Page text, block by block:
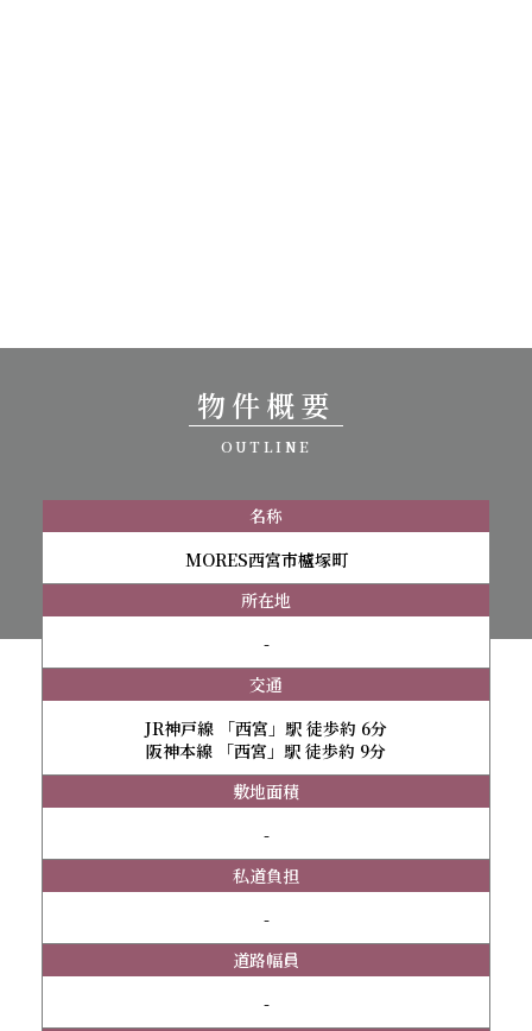
物件概要
OUTLINE
名称
MORES西宮市櫨塚町
所在地
-
交通
JR神戸線 「西宮」駅 徒歩約 6分
阪神本線 「西宮」駅 徒歩約 9分
敷地面積
-
私道負担
-
道路幅員
-